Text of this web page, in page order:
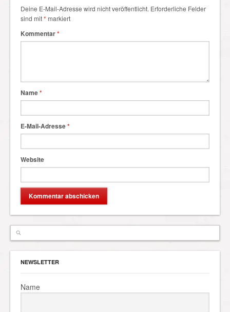
Deine E-Mail-Adresse wird nicht veröffentlicht. Erforderliche Felder
sind mit* markiert
Kommentar*
Name*
E-Mail-Adresse*
Website
NEWSLETTER
Name